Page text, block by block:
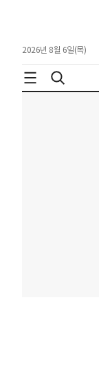
2026년 8월 6일(목)